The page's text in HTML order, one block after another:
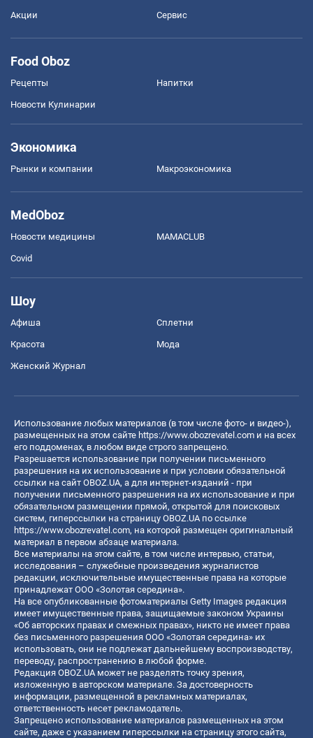
Акции Сервис
Food Oboz
Рецепты Напитки
Новости Кулинарии
Экономика
Рынки и компании Mакроэкономика
MedOboz
Новости медицины MAMACLUB
Covid
Шоу
Афиша Сплетни
Красота Мода
Женский Журнал
Использование любых материалов (в том числе фото- и видео-),
размещенных на этом сайте https://www.obozrevatel.com и на всех
его поддоменах, в любом виде строго запрещено.
Разрешается использование при получении письменного
разрешения на их использование и при условии обязательной
ссылки на сайт OBOZ.UA, а для интернет-изданий - при
получении письменного разрешения на их использование и при
обязательном размещении прямой, открытой для поисковых
систем, гиперссылки на страницу OBOZ.UA по ссылке
https://www.obozrevatel.com, на которой размещен оригинальный
материал в первом абзаце материала.
Все материалы на этом сайте, в том числе интервью, статьи,
исследования – служебные произведения журналистов
редакции, исключительные имущественные права на которые
принадлежат ООО «Золотая середина».
На все опубликованные фотоматериалы Getty Images редакция
имеет имущественные права, защищаемые законом Украины
«Об авторских правах и смежных правах», никто не имеет права
без письменного разрешения ООО «Золотая середина» их
использовать, они не подлежат дальнейшему воспроизводству,
переводу, распространению в любой форме.
Редакция OBOZ.UA может не разделять точку зрения,
изложенную в авторском материале. За достоверность
информации, размещенной в рекламных материалах,
ответственность несет рекламодатель.
Запрещено использование материалов размещенных на этом
сайте, даже с указанием гиперссылки на страницу этого сайта,